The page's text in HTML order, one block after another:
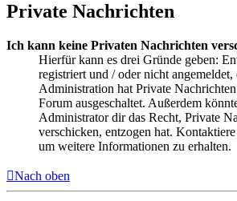
Private Nachrichten
Ich kann keine Privaten Nachrichten
Hierfür kann es drei Gründe geben:
registriert und / oder nicht
Administration hat Private
Forum ausgeschaltet. Außerdem
Administrator dir das Recht, Private
verschicken, entzogen hat.
um weitere Informationen zu erhalten.
Nach oben